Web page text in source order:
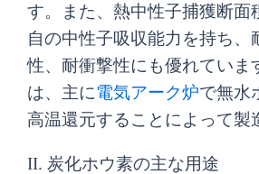
す。また、熱中性子捕獲断面
自の中性子吸収能力を持ち、
性、耐衝撃性にも優れていま
は、主に電気アーク炉で無水
高温還元することによって製
II. 炭化ホウ素の主な用途